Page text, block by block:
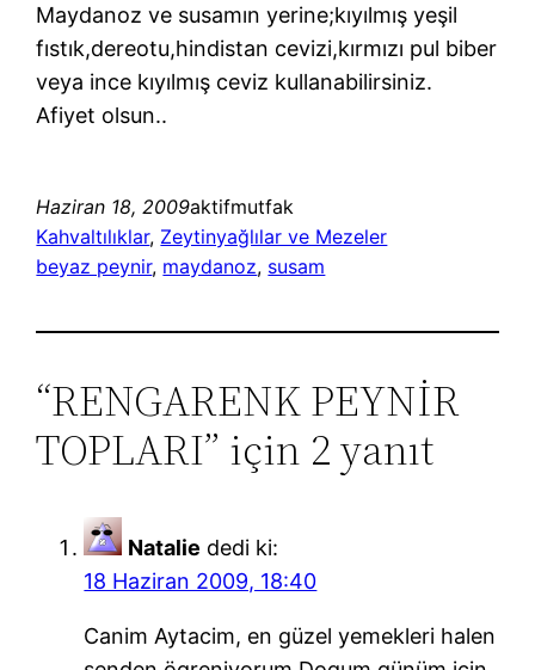
Maydanoz ve susamın yerine;kıyılmış yeşil
fıstık,dereotu,hindistan cevizi,kırmızı pul biber
veya ince kıyılmış ceviz kullanabilirsiniz.
Afiyet olsun..
Haziran 18, 2009aktifmutfak
Kahvaltılıklar, Zeytinyağlılar ve Mezeler
beyaz peynir, maydanoz, susam
“RENGARENK PEYNİR
TOPLARI” için 2 yanıt
Natalie dedi ki:
18 Haziran 2009, 18:40
Canim Aytacim, en güzel yemekleri halen